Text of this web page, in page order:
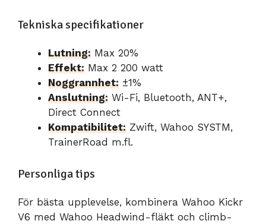
Tekniska specifikationer
Lutning: Max 20%
Effekt: Max 2 200 watt
Noggrannhet: ±1%
Anslutning: Wi-Fi, Bluetooth, ANT+,
Direct Connect
Kompatibilitet: Zwift, Wahoo SYSTM,
TrainerRoad m.fl.
Personliga tips
För bästa upplevelse, kombinera Wahoo Kickr
V6 med Wahoo Headwind-fläkt och climb-